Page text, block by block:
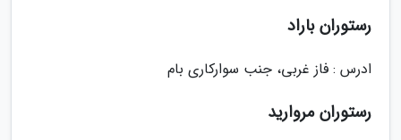
رستوران باراد
ادرس : فاز غربی، جنب سوارکاری بام
رستوران مروارید